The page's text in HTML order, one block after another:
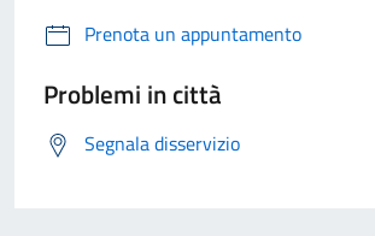
Prenota un appuntamento
Problemi in città
Segnala disservizio